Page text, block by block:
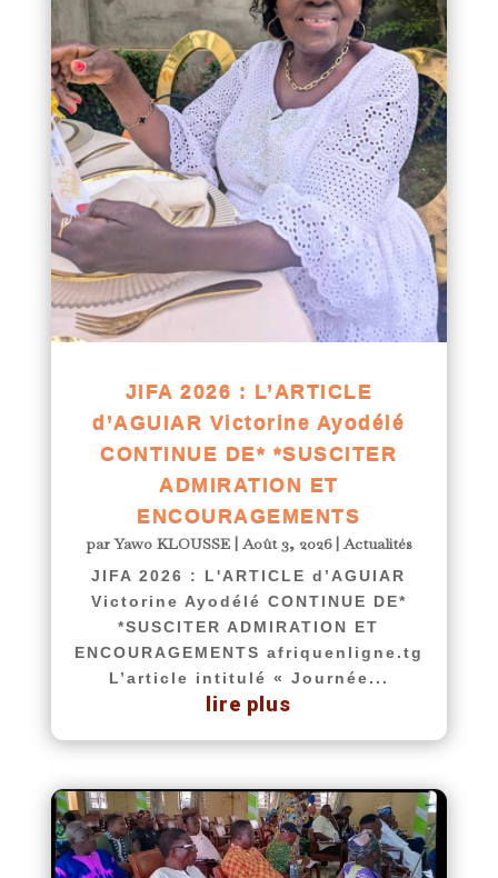
JIFA 2026 : L’ARTICLE
d’AGUIAR Victorine Ayodélé
CONTINUE DE* *SUSCITER
ADMIRATION ET
ENCOURAGEMENTS
parYawo KLOUSSE|Août 3, 2026|Actualités
JIFA 2026 : L'ARTICLE d’AGUIAR
Victorine Ayodélé CONTINUE DE*
*SUSCITER ADMIRATION ET
ENCOURAGEMENTS afriquenligne.tg
L’article intitulé « Journée...
lire plus